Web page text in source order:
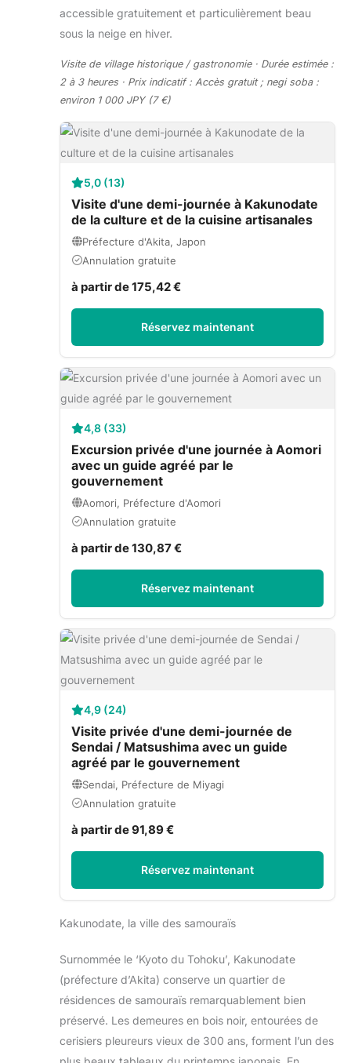
accessible gratuitement et particulièrement beau
sous la neige en hiver.
Visite de village historique / gastronomie · Durée estimée :
2 à 3 heures · Prix indicatif : Accès gratuit ; negi soba :
environ 1 000 JPY (7 €)
5,0 (13)
Visite d'une demi-journée à Kakunodate
de la culture et de la cuisine artisanales
Préfecture d'Akita, Japon
Annulation gratuite
à partir de 175,42 €
Réservez maintenant
4,8 (33)
Excursion privée d'une journée à Aomori
avec un guide agréé par le
gouvernement
Aomori, Préfecture d'Aomori
Annulation gratuite
à partir de 130,87 €
Réservez maintenant
4,9 (24)
Visite privée d'une demi-journée de
Sendai / Matsushima avec un guide
agréé par le gouvernement
Sendai, Préfecture de Miyagi
Annulation gratuite
à partir de 91,89 €
Réservez maintenant
Kakunodate, la ville des samouraïs
Surnommée le ‘Kyoto du Tohoku’, Kakunodate
(préfecture d’Akita) conserve un quartier de
résidences de samouraïs remarquablement bien
préservé. Les demeures en bois noir, entourées de
cerisiers pleureurs vieux de 300 ans, forment l’un des